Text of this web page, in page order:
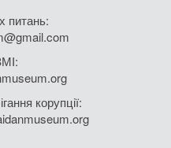
питань:
корупції: